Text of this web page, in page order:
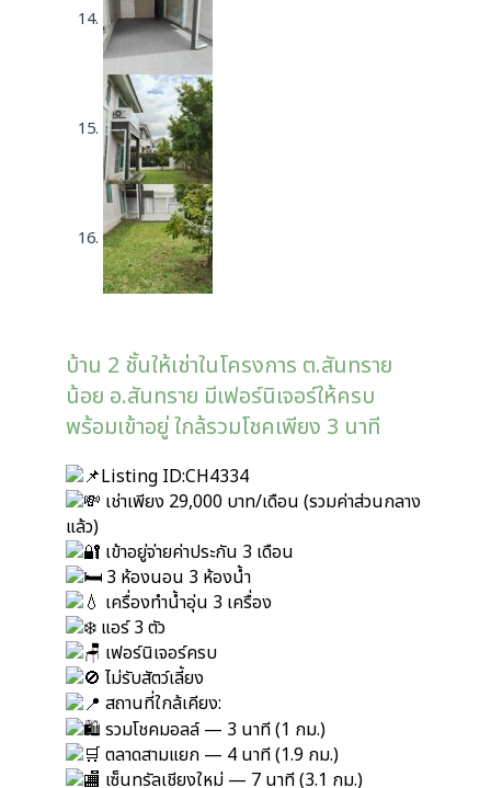
บ้าน 2 ชั้นให้เช่าในโครงการ ต.สันทราย
น้อย อ.สันทราย มีเฟอร์นิเจอร์ให้ครบ
พร้อมเข้าอยู่ ใกล้รวมโชคเพียง 3 นาที
Listing ID:CH4334
เช่าเพียง 29,000 บาท/เดือน (รวมค่าส่วนกลาง
แล้ว)
เข้าอยู่จ่ายค่าประกัน 3 เดือน
3 ห้องนอน 3 ห้องน้ำ
เครื่องทำน้ำอุ่น 3 เครื่อง
แอร์ 3 ตัว
เฟอร์นิเจอร์ครบ
ไม่รับสัตว์เลี้ยง
สถานที่ใกล้เคียง:
รวมโชคมอลล์ — 3 นาที (1 กม.)
ตลาดสามแยก — 4 นาที (1.9 กม.)
เซ็นทรัลเชียงใหม่ — 7 นาที (3.1 กม.)